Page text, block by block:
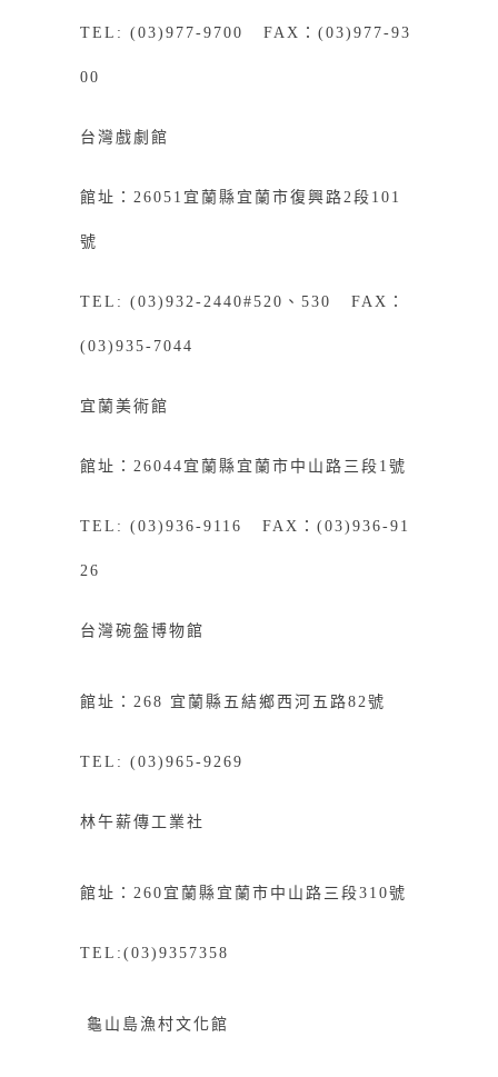
TEL: (03)977-9700 FAX：(03)977-93
00
台灣戲劇館
館址：26051宜蘭縣宜蘭市復興路2段101
號
TEL: (03)932-2440#520、530 FAX：
(03)935-7044
宜蘭美術館
館址：26044宜蘭縣宜蘭市中山路三段1號
TEL: (03)936-9116 FAX：(03)936-91
26
台灣碗盤博物館
館址：268 宜 蘭縣五結鄉西河五路82號
TEL: (03)965-9269
林午薪傳工業社
館址： 260 宜蘭縣宜蘭市中山路三段310號
TEL:(03)9357358
龜山島漁村文化館